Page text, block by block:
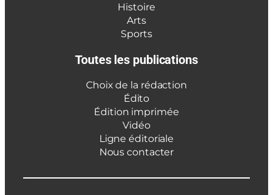
Histoire
Arts
Sports
Toutes les publications
Choix de la rédaction
Édito
Édition imprimée
Vidéo
Ligne éditoriale
Nous contacter